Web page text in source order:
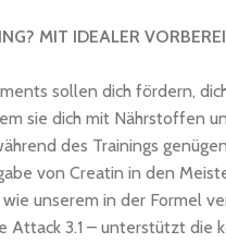
MIT IDEALER
sollen dich fördern,
sie dich mit Nährstoffen
des Trainings
von Creatin in den
unserem in der Formel
Attack 3.1 – unterstützt die